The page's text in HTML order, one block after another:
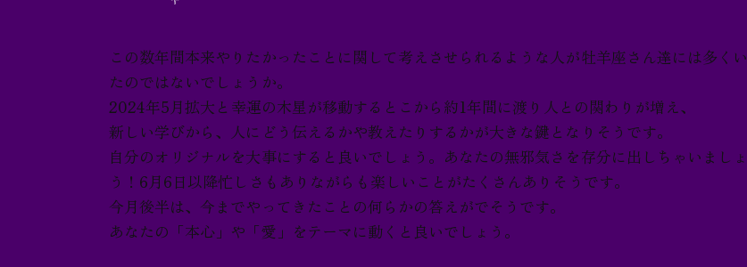
この数年間本来やりたかったことに関して考えさせられるような人が牡羊座さん達には多くい
たのではないでしょうか。
2024年5月拡大と幸運の木星が移動するとこから約1年間に渡り人との関わりが増え、
新しい学びから、人にどう伝えるかや教えたりするかが大きな鍵となりそうです。
自分のオリジナルを大事にすると良いでしょう。あなたの無邪気さを存分に出しちゃいましょ
う！6月6日以降忙しさもありながらも楽しいことがたくさんありそうです。
今月後半は、今までやってきたことの何らかの答えがでそうです。
あなたの「本心」や「愛」をテーマに動くと良いでしょう。
お問い合わせ